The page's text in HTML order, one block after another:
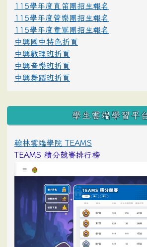
115學年度直笛團招生報名
115學年度管樂團招生報名
115學年度童軍團招生報名
中興國中特色折頁
中興數理班折頁
中興音樂班折頁
中興舞蹈班折頁
學生雲端學習平
翰林雲端學院 TEAMS
TEAMS 積分競賽排行榜